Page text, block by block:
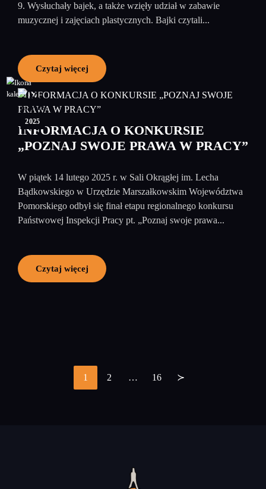
9. Wysłuchały bajek, a także wzięły udział w zabawie
muzycznej i zajęciach plastycznych. Bajki czytali...
Czytaj więcej
04
marzec
2025
INFORMACJA O KONKURSIE
„POZNAJ SWOJE PRAWA W PRACY”
W piątek 14 lutego 2025 r. w Sali Okrągłej im. Lecha
Bądkowskiego w Urzędzie Marszałkowskim Województwa
Pomorskiego odbył się finał etapu regionalnego konkursu
Państwowej Inspekcji Pracy pt. „Poznaj swoje prawa...
Czytaj więcej
Stronicowanie
1 2 … 16 ≻